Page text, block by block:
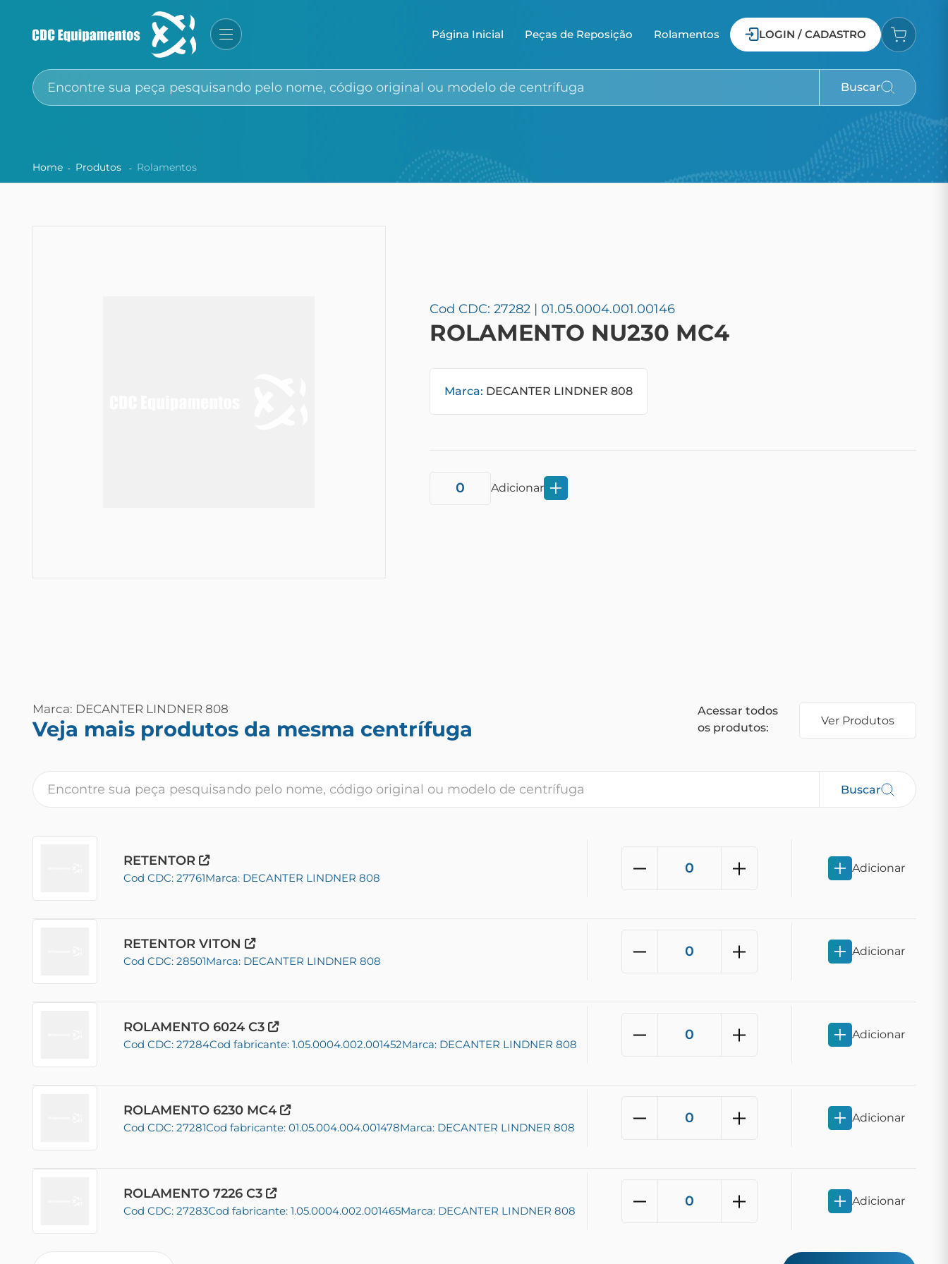
Página Inicial Peças de Reposição Rolamentos LOGIN / CADASTRO
Buscar
Home Produtos Rolamentos
Cod CDC: 27282 | 01.05.0004.001.00146
ROLAMENTO NU230 MC4
Marca: DECANTER LINDNER 808
Adicionar
Marca: DECANTER LINDNER 808
Veja mais produtos da mesma centrífuga
Acessar todos
os produtos:
Ver Produtos
Buscar
RETENTOR
Cod CDC: 27761Marca: DECANTER LINDNER 808
Adicionar
RETENTOR VITON
Cod CDC: 28501Marca: DECANTER LINDNER 808
Adicionar
ROLAMENTO 6024 C3
Cod CDC: 27284Cod fabricante: 1.05.0004.002.001452Marca: DECANTER LINDNER 808
Adicionar
ROLAMENTO 6230 MC4
Cod CDC: 27281Cod fabricante: 01.05.004.004.001478Marca: DECANTER LINDNER 808
Adicionar
ROLAMENTO 7226 C3
Cod CDC: 27283Cod fabricante: 1.05.0004.002.001465Marca: DECANTER LINDNER 808
Adicionar